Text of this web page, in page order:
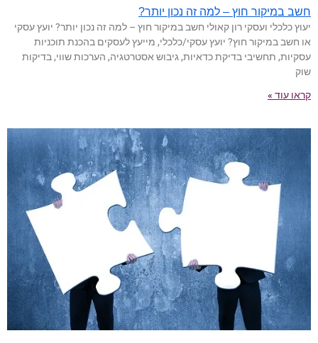
חשב במיקור חוץ – למה זה נכון יותר?
יעוץ כלכלי ועסקי רון קאולי חשב במיקור חוץ – למה זה נכון יותר? יועץ עסקי
או חשב במיקור חוץ? יועץ עסקי/כלכלי, מייעץ לעסקים בהכנת תוכניות
עסקיות, תחשיבי בדיקת כדאיות, גיבוש אסטרטגיה, הערכות שווי, בדיקות
שוק
קראו עוד »